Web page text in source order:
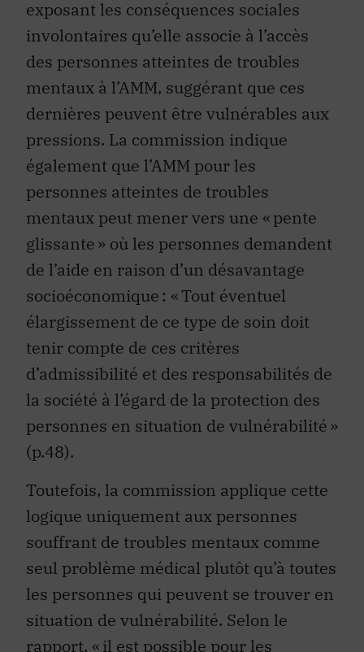
exposant les conséquences sociales
involontaires qu’elle associe à l’accès
des personnes atteintes de troubles
mentaux à l’AMM, suggérant que ces
dernières peuvent être vulnérables aux
pressions. La commission indique
également que l’AMM pour les
personnes atteintes de troubles
mentaux peut mener vers une « pente
glissante » où les personnes demandent
de l’aide en raison d’un désavantage
socioéconomique : « Tout éventuel
élargissement de ce type de soin doit
tenir compte de ces critères
d’admissibilité et des responsabilités de
la société à l’égard de la protection des
personnes en situation de vulnérabilité »
(p.48).
Toutefois, la commission applique cette
logique uniquement aux personnes
souffrant de troubles mentaux comme
seul problème médical plutôt qu’à toutes
les personnes qui peuvent se trouver en
situation de vulnérabilité. Selon le
rapport, « il est possible pour les